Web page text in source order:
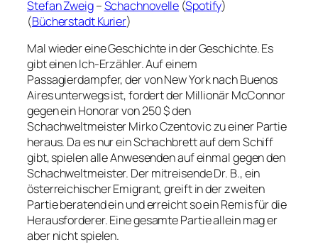
Stefan Zweig–Schachnovelle (Spotify)
(Bücherstadt Kurier)
Mal wieder eine Geschichte in der Geschichte. Es
gibt einen Ich-Erzähler. Auf einem
Passagierdampfer, der von New York nach Buenos
Aires unterwegs ist, fordert der Millionär McConnor
gegen ein Honorar von 250 $ den
Schachweltmeister Mirko Czentovic zu einer Partie
heraus. Da es nur ein Schachbrett auf dem Schiff
gibt, spielen alle Anwesenden auf einmal gegen den
Schachweltmeister. Der mitreisende Dr. B., ein
österreichischer Emigrant, greift in der zweiten
Partie beratend ein und erreicht so ein Remis für die
Herausforderer. Eine gesamte Partie allein mag er
aber nicht spielen.